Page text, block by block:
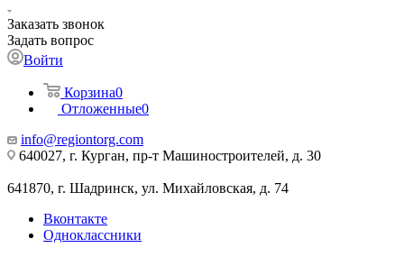
Заказать звонок
Задать вопрос
Войти
Корзина0
Отложенные0
info@regiontorg.com
640027, г. Курган, пр-т Машиностроителей, д. 30
641870, г. Шадринск, ул. Михайловская, д. 74
Вконтакте
Одноклассники